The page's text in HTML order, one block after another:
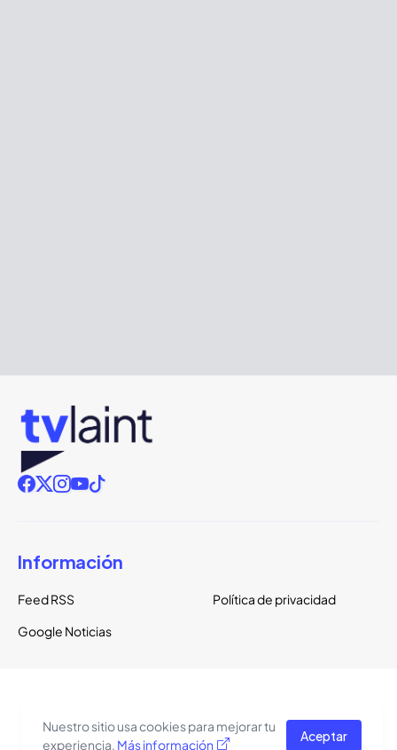
Información
Feed RSS
Política de privacidad
Google Noticias
Todos los derechos reservados.
El tema del sitio está basado en una plantilla de
Pro Blogger
Nuestro sitio usa cookies para mejorar tu
experiencia. Más información
Aceptar